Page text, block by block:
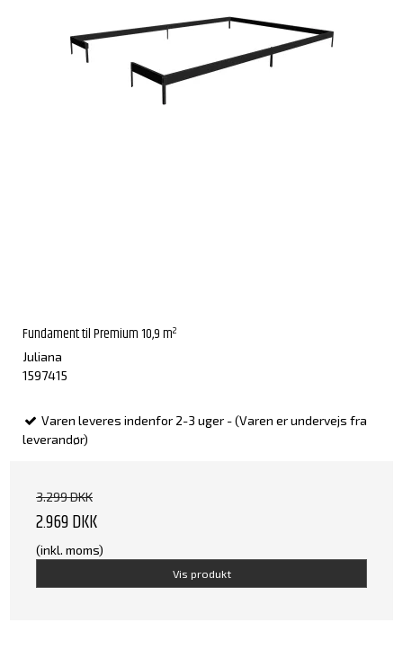
Fundament til Premium 10,9 m²
Juliana
1597415
Varen leveres indenfor 2-3 uger - (Varen er undervejs fra
leverandør)
3.299 DKK
2.969 DKK
(inkl. moms)
Vis produkt